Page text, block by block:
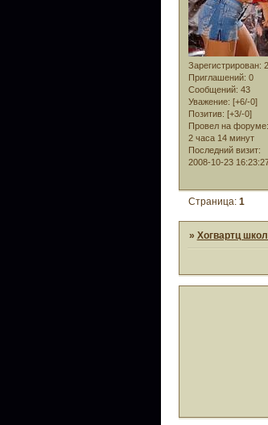
Зарегистрирован:
Приглашений: 0
Сообщений: 43
Уважение: [+6/-0]
Позитив: [+3/-0]
Провел на форуме:
2 часа 14 минут
Последний визит:
2008-10-23
Страница: 1
» Хогвартц